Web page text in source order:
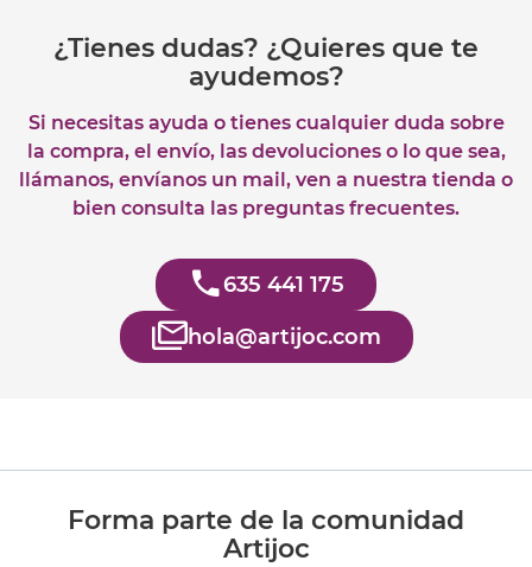
¿Tienes dudas? ¿Quieres que te
ayudemos?
Si necesitas ayuda o tienes cualquier duda sobre
la compra, el envío, las devoluciones o lo que sea,
llámanos, envíanos un mail, ven a nuestra tienda o
bien consulta las preguntas frecuentes.
635 441 175
hola@artijoc.com
Forma parte de la comunidad
Artijoc